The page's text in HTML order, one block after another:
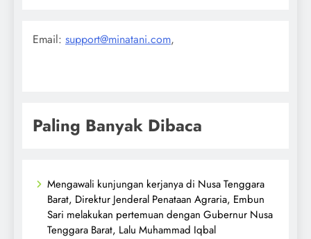
Email: support@minatani.com,
Paling Banyak Dibaca
Mengawali kunjungan kerjanya di Nusa Tenggara
Barat, Direktur Jenderal Penataan Agraria, Embun
Sari melakukan pertemuan dengan Gubernur Nusa
Tenggara Barat, Lalu Muhammad Iqbal